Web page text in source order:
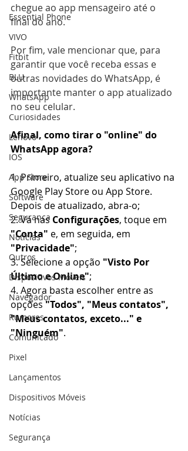
Essential Phone
VIVO
Fitbit
BLU
WhatsApp
Curiosidades
Lenovo
IOS
App Store
Software
Segurança
Notícias
Outros
Dispositivos Móveis
Navegador
Rumores
Comunicado
Pixel
Lançamentos
Dispositivos Móveis
Notícias
Segurança
chegue ao app mensageiro até o
final do ano.
Por fim, vale mencionar que, para
garantir que você receba essas e
outras novidades do WhatsApp, é
importante manter o app atualizado
no seu celular.
Afinal, como tirar o "online" do
WhatsApp agora?
1. Primeiro, atualize seu aplicativo na
Google Play Store ou App Store.
Depois de atualizado, abra-o;
2. Vá nas Configurações, toque em
"Conta" e, em seguida, em
"Privacidade";
3. Selecione a opção "Visto Por
Último e Online";
4. Agora basta escolher entre as
opções "Todos", "Meus contatos",
"Meus contatos, exceto..." e
"Ninguém".